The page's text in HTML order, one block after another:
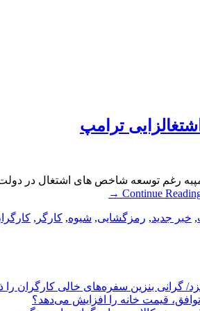
ترامپ
رغم توسعه شاخص های اشتغال در
Continue
→
, خبر جدید, رمزگشایی, شیوه, کارگر ,
قیمت خانه را افزایش می‌دهد؟